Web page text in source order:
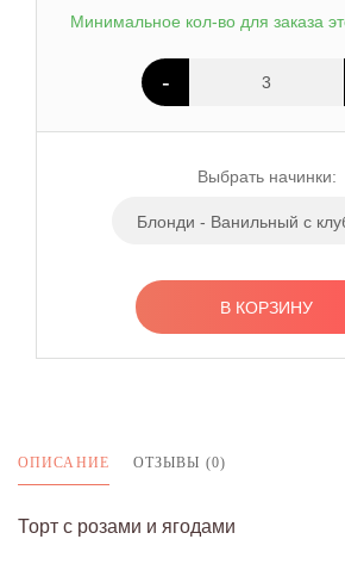
Минимальное кол-во для заказа
-
Выбрать начинки:
Блонди - Ванильный с
В КОРЗИНУ
ОПИСАНИЕ ОТЗЫВЫ (0)
Торт с розами и ягодами